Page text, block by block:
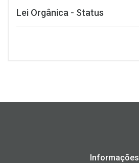
Lei Orgânica - Status
Informações